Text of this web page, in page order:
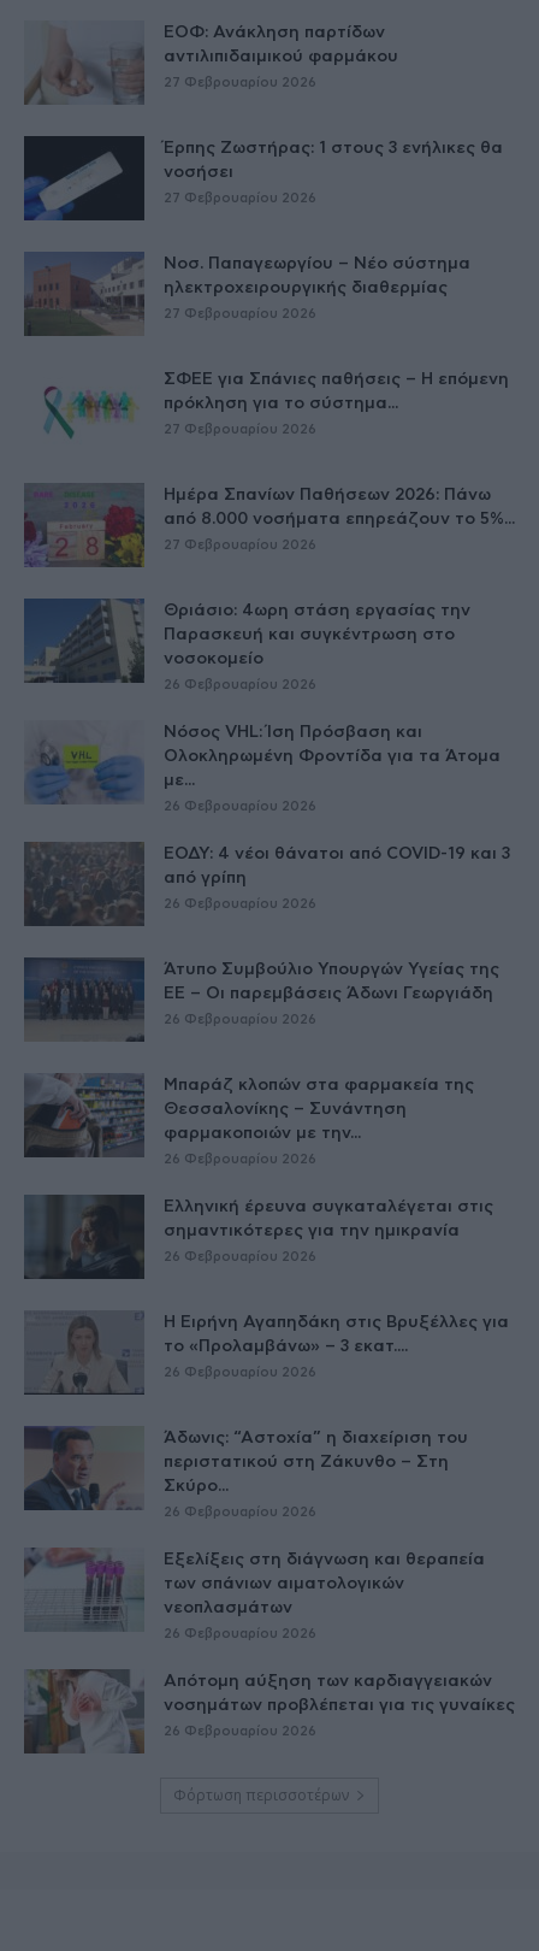
ΕΟΦ: Ανάκληση παρτίδων
αντιλιπιδαιμικού φαρμάκου
27 Φεβρουαρίου 2026
Έρπης Ζωστήρας: 1 στους 3 ενήλικες θα
νοσήσει
27 Φεβρουαρίου 2026
Νοσ. Παπαγεωργίου – Νέο σύστημα
ηλεκτροχειρουργικής διαθερμίας
27 Φεβρουαρίου 2026
ΣΦΕΕ για Σπάνιες παθήσεις – Η επόμενη
πρόκληση για το σύστημα...
27 Φεβρουαρίου 2026
Ημέρα Σπανίων Παθήσεων 2026: Πάνω
από 8.000 νοσήματα επηρεάζουν το 5%...
27 Φεβρουαρίου 2026
Θριάσιο: 4ωρη στάση εργασίας την
Παρασκευή και συγκέντρωση στο
νοσοκομείο
26 Φεβρουαρίου 2026
Νόσος VHL: Ίση Πρόσβαση και
Ολοκληρωμένη Φροντίδα για τα Άτομα
με...
26 Φεβρουαρίου 2026
ΕΟΔΥ: 4 νέοι θάνατοι από COVID-19 και 3
από γρίπη
26 Φεβρουαρίου 2026
Άτυπο Συμβούλιο Υπουργών Υγείας της
ΕE – Οι παρεμβάσεις Άδωνι Γεωργιάδη
26 Φεβρουαρίου 2026
Μπαράζ κλοπών στα φαρμακεία της
Θεσσαλονίκης – Συνάντηση
φαρμακοποιών με την...
26 Φεβρουαρίου 2026
Ελληνική έρευνα συγκαταλέγεται στις
σημαντικότερες για την ημικρανία
26 Φεβρουαρίου 2026
Η Ειρήνη Αγαπηδάκη στις Βρυξέλλες για
το «Προλαμβάνω» – 3 εκατ....
26 Φεβρουαρίου 2026
Άδωνις: “Αστοχία” η διαχείριση του
περιστατικού στη Ζάκυνθο – Στη
Σκύρο...
26 Φεβρουαρίου 2026
Εξελίξεις στη διάγνωση και θεραπεία
των σπάνιων αιματολογικών
νεοπλασμάτων
26 Φεβρουαρίου 2026
Απότομη αύξηση των καρδιαγγειακών
νοσημάτων προβλέπεται για τις γυναίκες
26 Φεβρουαρίου 2026
Φόρτωση περισσοτέρων